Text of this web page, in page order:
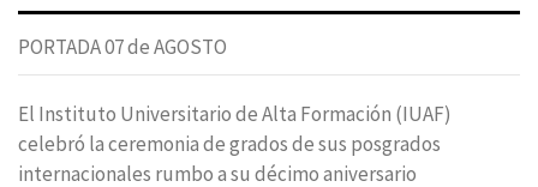
PORTADA 07 de AGOSTO
El Instituto Universitario de Alta Formación (IUAF)
celebró la ceremonia de grados de sus posgrados
internacionales rumbo a su décimo aniversario